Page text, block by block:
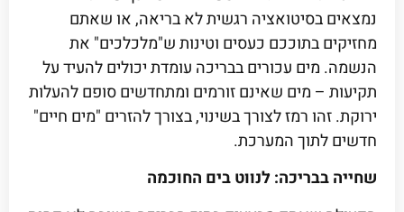
נמצאים בסיטואציה רגשית לא בריאה, או שאתם
מחזיקים בתוככם כעסים וטינות ש"מלכלכים" את
הנשמה. מים עכורים בבריכה עומדת יכולים להעיד על
תקיעות – מים שאינם זורמים ומתחדשים סופם להעלות
ירוקת. זהו רמז לצורך בשינוי, בצורך להזרים "מים חיים"
חדשים לתוך המערכת.
שחייה בבריכה: לנווט בים החוכמה